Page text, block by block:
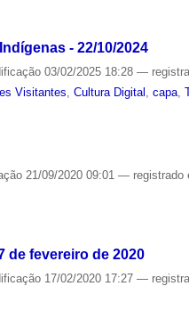
- 22/10/2024
03/02/2025 18:28—
Visitantes,Cultura Digital ,capa,
21/09/2020 09:01— registrado
de fevereiro de 2020
17/02/2020 17:27—